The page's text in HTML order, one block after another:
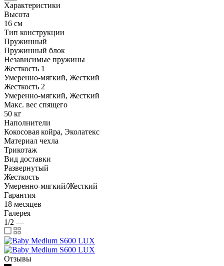
Характеристики
Высота
16 см
Тип конструкции
Пружинный
Пружинный блок
Независимые пружины
Жесткость 1
Умеренно-мягкий, Жесткий
Жесткость 2
Умеренно-мягкий, Жесткий
Макс. вес спящего
50 кг
Наполнители
Кокосовая койра, Эколатекс
Материал чехла
Трикотаж
Вид доставки
Развернутый
Жесткость
Умеренно-мягкий/Жесткий
Гарантия
18 месяцев
Галерея
1/2 —
Отзывы